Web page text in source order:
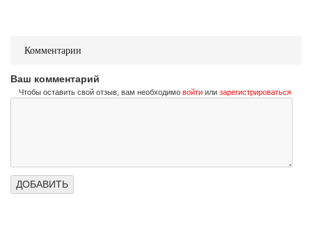
Комментарии
Ваш комментарий
Чтобы оставить свой отзыв, вам необходимо войти или зарегистрироваться